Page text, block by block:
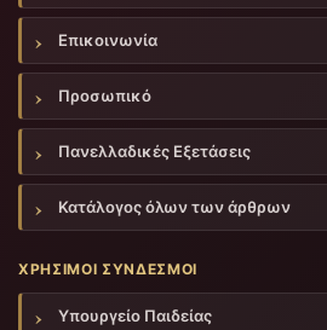
Επικοινωνία
Προσωπικό
Πανελλαδικές Εξετάσεις
Κατάλογος όλων των άρθρων
ΧΡΉΣΙΜΟΙ ΣΎΝΔΕΣΜΟΙ
Υπουργείο Παιδείας